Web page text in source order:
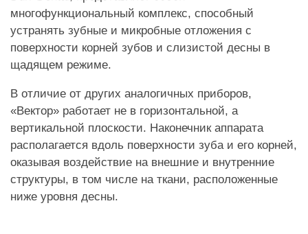
многофункциональный комплекс, способный
устранять зубные и микробные отложения с
поверхности корней зубов и слизистой десны в
щадящем режиме.
В отличие от других аналогичных приборов,
«Вектор» работает не в горизонтальной, а
вертикальной плоскости. Наконечник аппарата
располагается вдоль поверхности зуба и его корней,
оказывая воздействие на внешние и внутренние
структуры, в том числе на ткани, расположенные
ниже уровня десны.